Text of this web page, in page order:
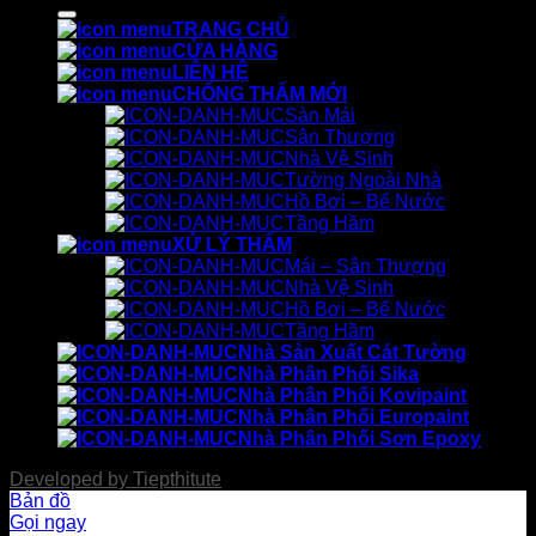
TRANG CHỦ
CỬA HÀNG
LIÊN HỆ
CHỐNG THẤM MỚI
Sàn Mái
Sân Thượng
Nhà Vệ Sinh
Tường Ngoài Nhà
Hồ Bơi – Bể Nước
Tầng Hầm
XỬ LÝ THẤM
Mái – Sân Thượng
Nhà Vệ Sinh
Hồ Bơi – Bể Nước
Tầng Hầm
Nhà Sản Xuất Cát Tường
Nhà Phân Phối Sika
Nhà Phân Phối Kovipaint
Nhà Phân Phối Europaint
Nhà Phân Phối Sơn Epoxy
Developed by Tiepthitute
Bản đồ
Gọi ngay